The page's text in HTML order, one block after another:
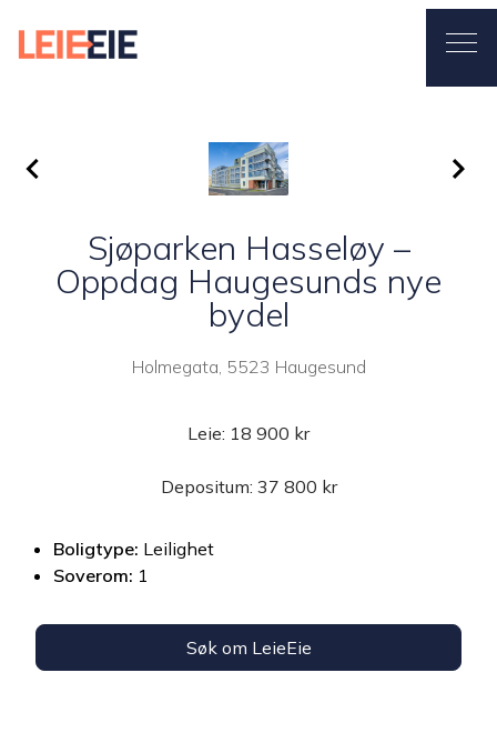
Leieeie
Sjøparken Hasseløy –
Oppdag Haugesunds nye
bydel
Holmegata, 5523 Haugesund
Leie: 18 900 kr
Depositum: 37 800 kr
Boligtype: Leilighet
Soverom: 1
Søk om LeieEie